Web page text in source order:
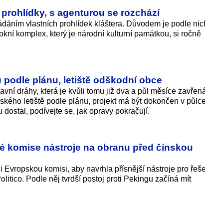
s agenturou se rozchází
vlastních prohlídek kláštera. Důvodem je podle
komplex, který je národní kulturní památkou, si ročně
plánu, letiště odškodní obce
dráhy, která je kvůli tomu již dva a půl měsíce
letiště podle plánu, projekt má být dokončen v
podívejte se, jak opravy pokračují.
komise nástroje na obranu před čínskou
Evropskou komisi, aby navrhla přísnější nástroje pro
Podle něj tvrdší postoj proti Pekingu začíná mít